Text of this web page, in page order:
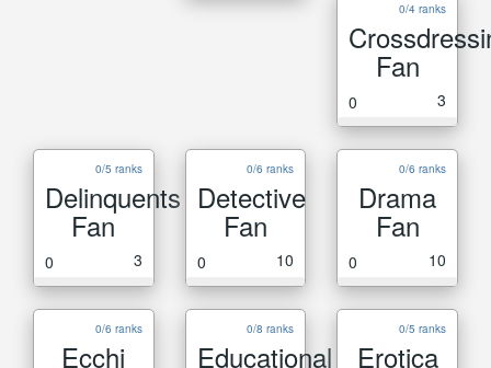
0/4 ranks
Fan
0 3
0/5 ranks
Delinquents
Fan
0 3
0/6 ranks
Detective
Fan
0 10
0/6 ranks
Drama
Fan
0 10
0/6 ranks
Ecchi
0/8 ranks
Educational
0/5 ranks
Erotica